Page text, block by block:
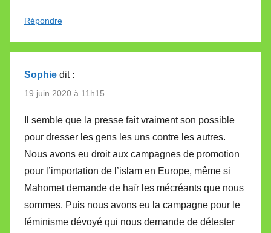
Répondre
Sophie dit :
19 juin 2020 à 11h15
Il semble que la presse fait vraiment son possible
pour dresser les gens les uns contre les autres.
Nous avons eu droit aux campagnes de promotion
pour l’importation de l’islam en Europe, même si
Mahomet demande de haïr les mécréants que nous
sommes. Puis nous avons eu la campagne pour le
féminisme dévoyé qui nous demande de détester